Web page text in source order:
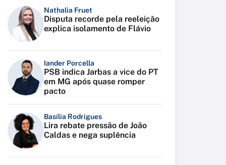
Nathalia Fruet
Disputa recorde pela reeleição
explica isolamento de Flávio
Iander Porcella
PSB indica Jarbas a vice do PT
em MG após quase romper
pacto
Basília Rodrigues
Lira rebate pressão de João
Caldas e nega suplência